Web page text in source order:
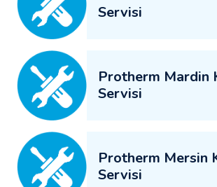
Servisi
Protherm Mardin
Servisi
Protherm Mersin
Servisi